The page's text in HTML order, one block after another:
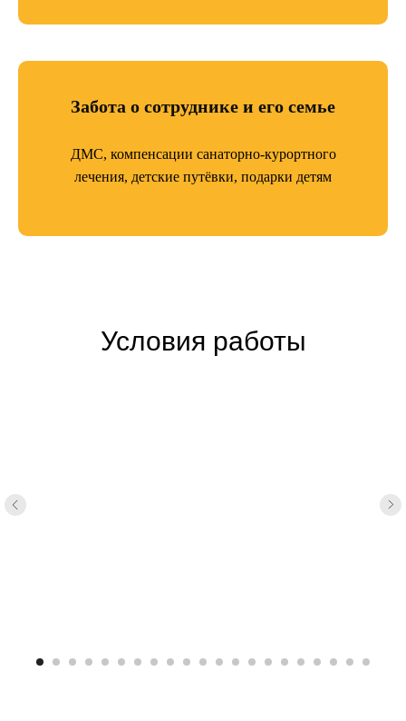
Забота о сотруднике и его семье
ДМС, компенсации санаторно-курортного
лечения, детские путёвки, подарки детям
Условия работы